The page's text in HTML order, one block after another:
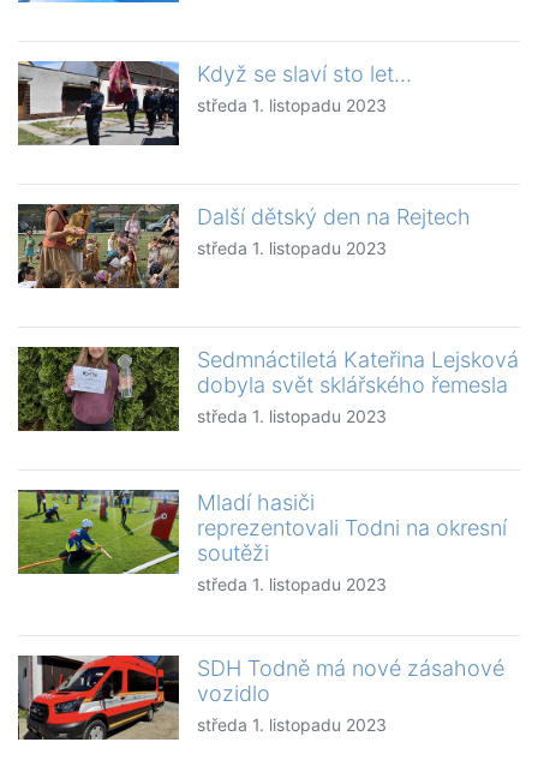
Když se slaví sto let…
středa 1. listopadu 2023
Další dětský den na Rejtech
středa 1. listopadu 2023
Sedmnáctiletá Kateřina Lejsková
dobyla svět sklářského řemesla
středa 1. listopadu 2023
Mladí hasiči
reprezentovali Todni na okresní
soutěži
středa 1. listopadu 2023
SDH Todně má nové zásahové
vozidlo
středa 1. listopadu 2023